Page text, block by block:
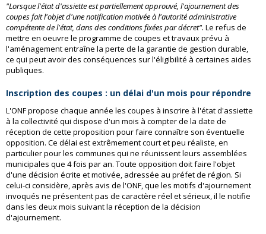
"Lorsque l'état d'assiette est partiellement approuvé, l'ajournement des
coupes fait l'objet d'une notification motivée à l'autorité administrative
compétente de l'état, dans des conditions fixées par décret". Le refus de
mettre en oeuvre le programme de coupes et travaux prévu à
l'aménagement entraîne la perte de la garantie de gestion durable,
ce qui peut avoir des conséquences sur l'éligibilité à certaines aides
publiques.
Inscription des coupes : un délai d'un mois pour répondre
L'ONF propose chaque année les coupes à inscrire à l'état d'assiette
à la collectivité qui dispose d'un mois à compter de la date de
réception de cette proposition pour faire connaître son éventuelle
opposition. Ce délai est extrêmement court et peu réaliste, en
particulier pour les communes qui ne réunissent leurs assemblées
municipales que 4 fois par an. Toute opposition doit faire l'objet
d'une décision écrite et motivée, adressée au préfet de région. Si
celui-ci considère, après avis de l'ONF, que les motifs d'ajournement
invoqués ne présentent pas de caractère réel et sérieux, il le notifie
dans les deux mois suivant la réception de la décision
d'ajournement.